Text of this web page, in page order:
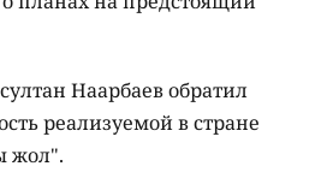
Наарбаев обратил
реализуемой в стране
жол".